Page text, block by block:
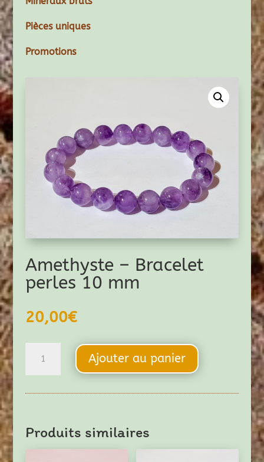
Pièces uniques
Promotions
Amethyste – Bracelet
perles 10 mm
20,00€
perles
Ajouter au panier
Produits similaires